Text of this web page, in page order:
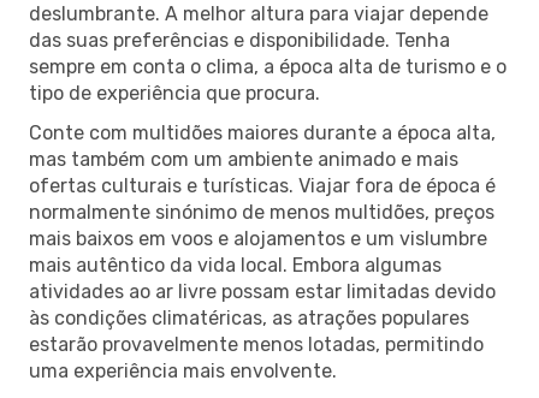
deslumbrante. A melhor altura para viajar depende
das suas preferências e disponibilidade. Tenha
sempre em conta o clima, a época alta de turismo e o
tipo de experiência que procura.
Conte com multidões maiores durante a época alta,
mas também com um ambiente animado e mais
ofertas culturais e turísticas. Viajar fora de época é
normalmente sinónimo de menos multidões, preços
mais baixos em voos e alojamentos e um vislumbre
mais autêntico da vida local. Embora algumas
atividades ao ar livre possam estar limitadas devido
às condições climatéricas, as atrações populares
estarão provavelmente menos lotadas, permitindo
uma experiência mais envolvente.